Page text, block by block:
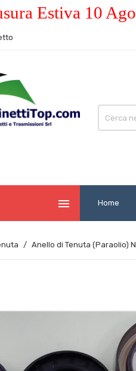
Estiva 10
 Home
Anello di Tenuta (Paraolio)